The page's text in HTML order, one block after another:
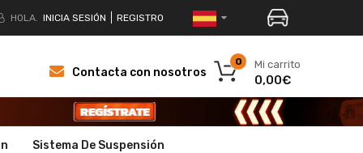
HOLA. INICIA SESIÓN REGISTRO
Mi carrito
0
0,00€
Contacta con nosotros
Sistema De Suspensión